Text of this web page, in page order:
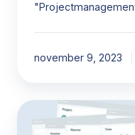
november 9, 2023
Wat